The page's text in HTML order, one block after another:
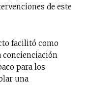
de este
facilitó como
para los
una